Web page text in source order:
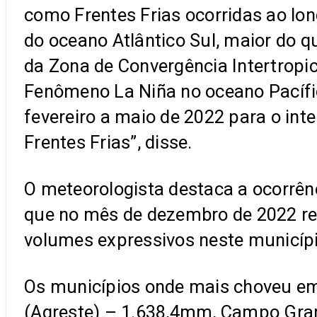
como Frentes Frias ocorridas ao
do oceano Atlântico Sul, maior do
da Zona de Convergência
Fenômeno La Niña no oceano
fevereiro a maio de 2022 para o
Frentes Frias”, disse.
O meteorologista destaca a
que no mês de dezembro de 2022
volumes expressivos neste
Os municípios onde mais choveu
(Agreste) – 1.638,4mm, Campo